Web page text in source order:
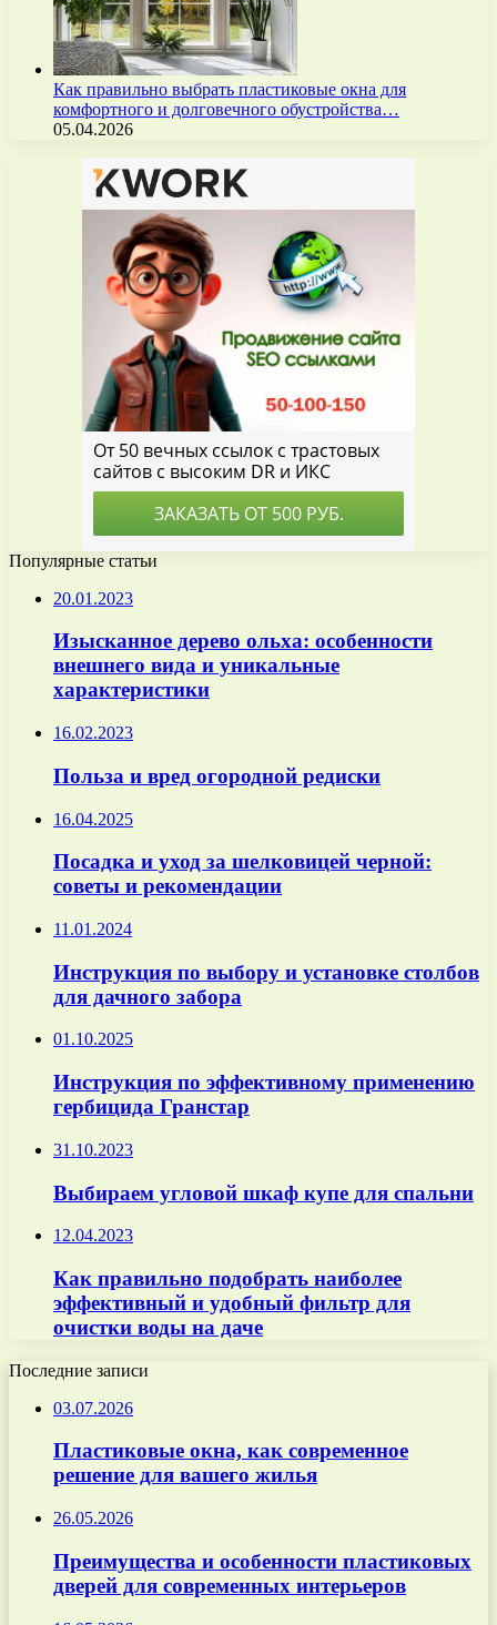
Как правильно выбрать пластиковые окна для
комфортного и долговечного обустройства…
05.04.2026
Популярные статьи
20.01.2023
Изысканное дерево ольха: особенности
внешнего вида и уникальные
характеристики
16.02.2023
Польза и вред огородной редиски
16.04.2025
Посадка и уход за шелковицей черной:
советы и рекомендации
11.01.2024
Инструкция по выбору и установке столбов
для дачного забора
01.10.2025
Инструкция по эффективному применению
гербицида Гранстар
31.10.2023
Выбираем угловой шкаф купе для спальни
12.04.2023
Как правильно подобрать наиболее
эффективный и удобный фильтр для
очистки воды на даче
Последние записи
03.07.2026
Пластиковые окна, как современное
решение для вашего жилья
26.05.2026
Преимущества и особенности пластиковых
дверей для современных интерьеров